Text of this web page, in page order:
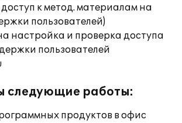
к метод. материалам на
пользователей)
настройка и проверка доступа
пользователей
следующие работы:
продуктов в офис